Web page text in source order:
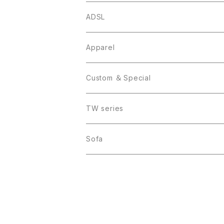
ADSL
Apparel
Custom ＆ Special
TW series
Sofa